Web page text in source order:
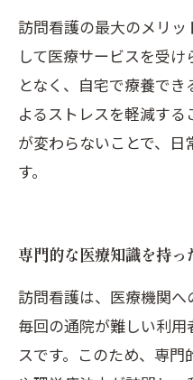
訪問看護の最大のメリ
して医療サービスを受
となく、自宅で療養で
よるストレスを軽減す
が変わらないことで、日
す。
専門的な医療知識を持
訪問看護は、医療機関へ
毎回の通院が難しい利
スです。このため、専